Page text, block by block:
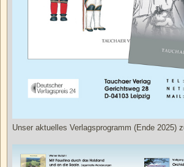
Unser aktuelles Verlagsprogramm (Ende 2025)